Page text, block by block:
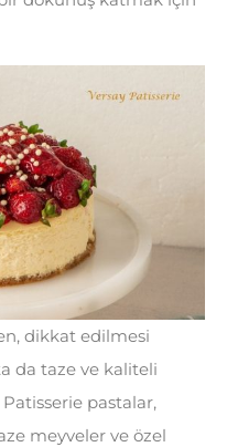
dikkat edilmesi
da taze ve kaliteli
pastalar,
meyveler ve özel